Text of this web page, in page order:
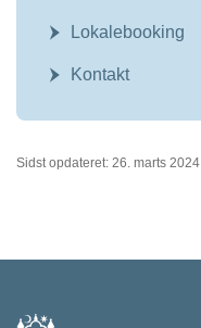
Lokalebooking
Kontakt
Sidst opdateret: 26. marts 2024